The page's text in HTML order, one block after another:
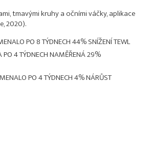
tmavými kruhy a očními váčky, aplikace
2020).
PO 8 TÝDNECH 44% SNÍŽENÍ TEWL
PO 4 TÝDNECH NAMĚŘENÁ 29%
PO 4 TÝDNECH 4% NÁRŮST